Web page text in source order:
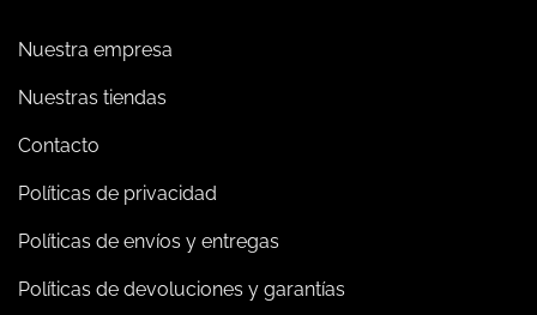
Nuestra empresa
Nuestras tiendas
Contacto
Políticas de privacidad
Políticas de envíos y entregas
Políticas de devoluciones y garantías